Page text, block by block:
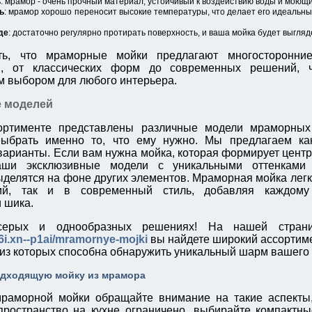
: мрамор хорошо переносит высокие температуры, что делает его
: достаточно регулярно протирать поверхность, и ваша мойка будет
что мраморные мойки предлагают
от классических форм до современных решений,
выбором для любого интерьера.
моделей
представлены различные модели
именно то, что ему нужно. Мы предлагаем
Если вам нужна мойка, которая формирует
эксклюзивные модели с уникальными оттенками
на фоне других элементов. Мраморная мойка
так и в современный стиль, добавляя каждому
шика.
и однообразных решениях! На нашей
p1ai/mramornye-mojki вы найдете широкий
которых способна обнаружить уникальный шарм
мойку из мрамора
мойки обращайте внимание на такие